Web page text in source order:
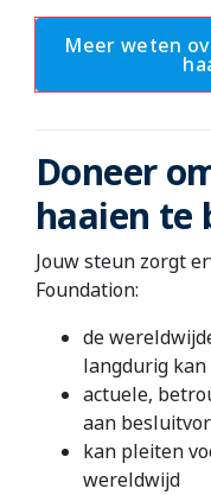
Meer weten
Doneer
haaien te
Jouw steun zorgt
Foundation:
de
langdurig
actuele,
aan
kan pleiten
wereldwijd